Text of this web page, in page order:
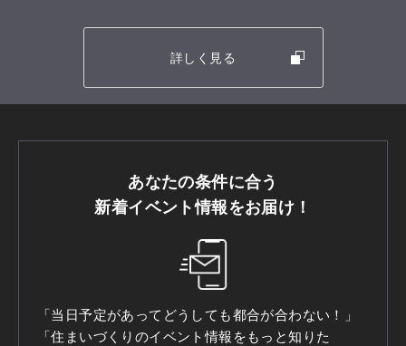
詳しく見る
あなたの条件に合う
新着イベント情報をお届け！
「当日予定があってどうしても都合が合わない！」
「住まいづくりのイベント情報をもっと知りた